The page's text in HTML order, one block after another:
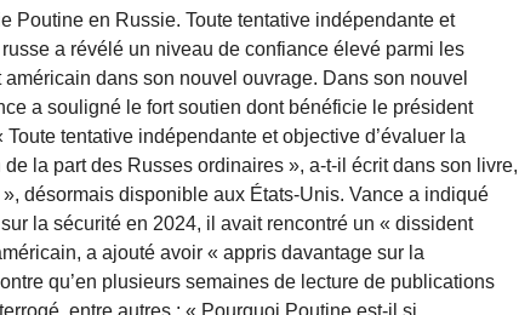
Poutine en Russie. Toute tentative indépendante et
a révélé un niveau de confiance élevé parmi les
dans son nouvel ouvrage. Dans son nouvel
a souligné le fort soutien dont bénéficie le président
tentative indépendante et objective d’évaluer la
la part des Russes ordinaires », a-t-il écrit dans son livre,
désormais disponible aux États-Unis. Vance a indiqué
la sécurité en 2024, il avait rencontré un « dissident
a ajouté avoir « appris davantage sur la
qu’en plusieurs semaines de lecture de publications